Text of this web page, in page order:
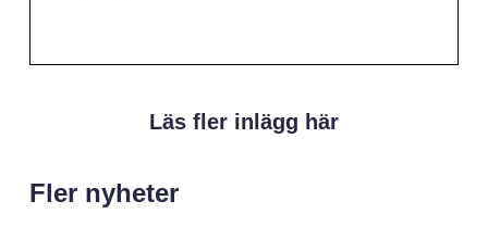
Läs fler inlägg här
Fler nyheter